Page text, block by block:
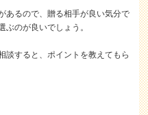
あるので、贈る相手が良い気分で
ぶのが良いでしょう。
談すると、ポイントを教えてもら